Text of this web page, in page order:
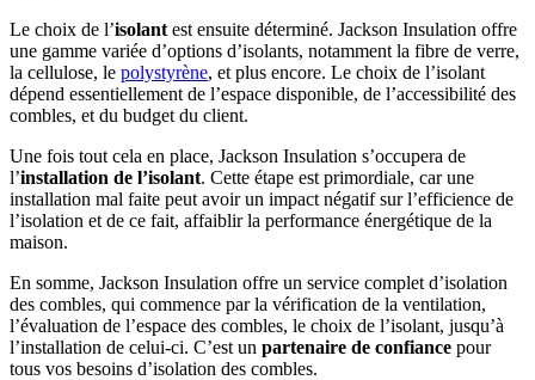
Le choix de l’isolant est ensuite déterminé. Jackson Insulation offre
une gamme variée d’options d’isolants, notamment la fibre de verre,
la cellulose, le polystyrène, et plus encore. Le choix de l’isolant
dépend essentiellement de l’espace disponible, de l’accessibilité des
combles, et du budget du client.
Une fois tout cela en place, Jackson Insulation s’occupera de
l’installation de l’isolant. Cette étape est primordiale, car une
installation mal faite peut avoir un impact négatif sur l’efficience de
l’isolation et de ce fait, affaiblir la performance énergétique de la
maison.
En somme, Jackson Insulation offre un service complet d’isolation
des combles, qui commence par la vérification de la ventilation,
l’évaluation de l’espace des combles, le choix de l’isolant, jusqu’à
l’installation de celui-ci. C’est un partenaire de confiance pour
tous vos besoins d’isolation des combles.